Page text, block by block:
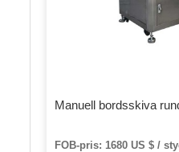
Manuell bordsskiva
FOB-pris: 1680 US $ /